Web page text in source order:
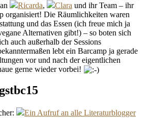
Ricarda, Clara und ihr Team – ihr
organisiert! Die Räumlichkeiten waren
und das Essen (ich freue mich ja
Alternativen gibt!) – so boten sich
auch außerhalb der Sessions
lebt ein Barcamp ja gerade
vor und nach der eigentlichen
gerne wieder vorbei!
Ein Aufruf an alle Literaturblogger